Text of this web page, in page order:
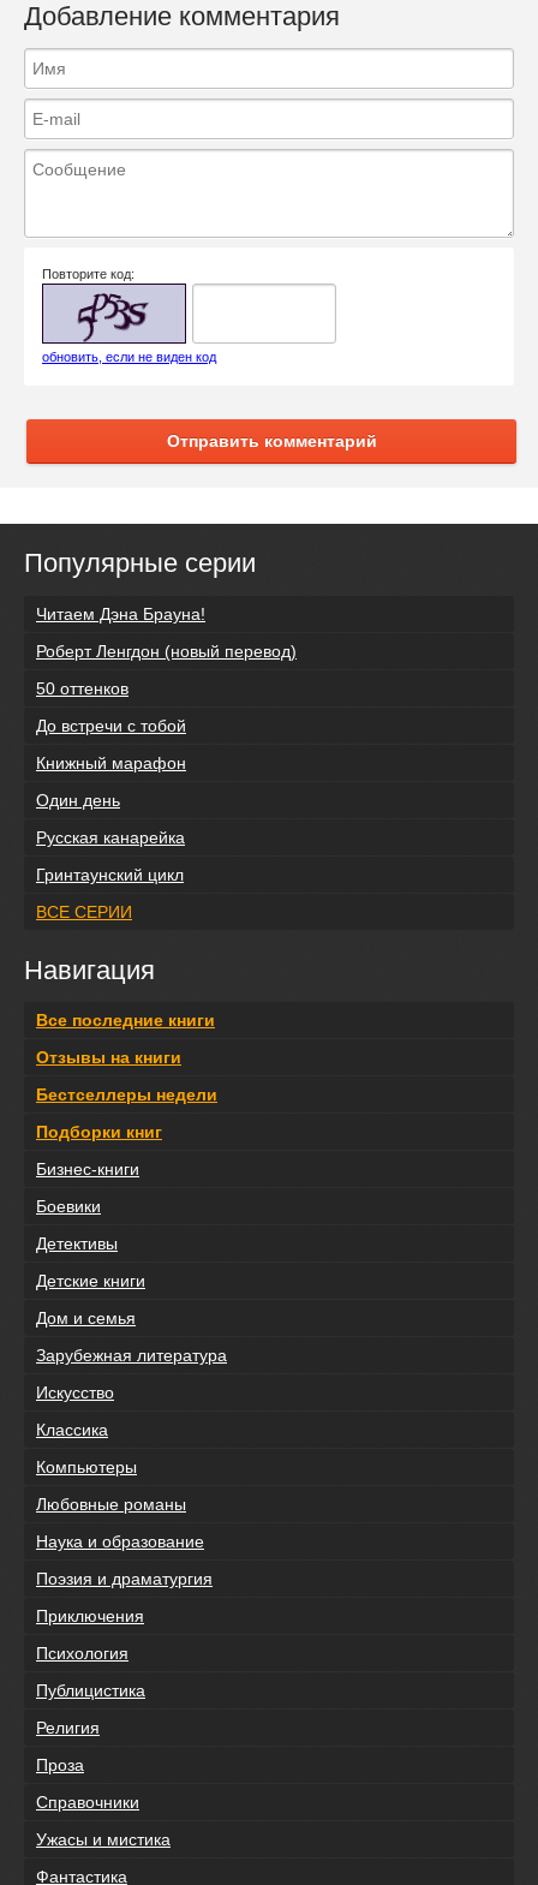
Добавление комментария
Повторите код:
обновить, если не виден код
Отправить комментарий
Популярные серии
Читаем Дэна Брауна!
Роберт Ленгдон (новый перевод)
50 оттенков
До встречи с тобой
Книжный марафон
Один день
Русская канарейка
Гринтаунский цикл
ВСЕ СЕРИИ
Навигация
Все последние книги
Отзывы на книги
Бестселлеры недели
Подборки книг
Бизнес-книги
Боевики
Детективы
Детские книги
Дом и семья
Зарубежная литература
Искусство
Классика
Компьютеры
Любовные романы
Наука и образование
Поэзия и драматургия
Приключения
Психология
Публицистика
Религия
Проза
Справочники
Ужасы и мистика
Фантастика